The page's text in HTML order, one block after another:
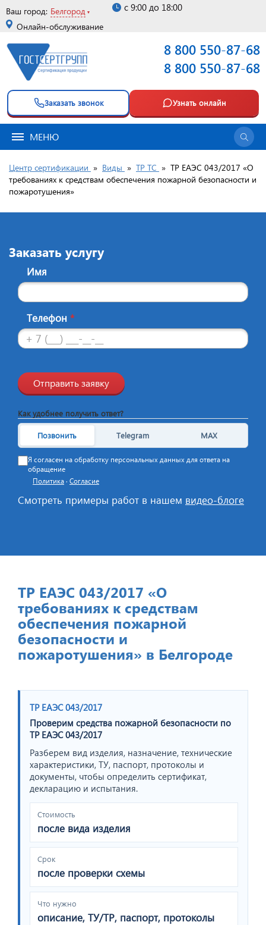
Ваш город: Белгород
Онлайн-обслуживание
с 9:00 до 18:00
8 800 550-87-68
8 800 550-87-68
Заказать звонок Узнать онлайн
МЕНЮ
Центр сертификации » Виды » ТР ТС » ТР ЕАЭС 043/2017 «О
требованиях к средствам обеспечения пожарной безопасности и
пожаротушения»
Заказать услугу
Имя
Телефон *
Отправить заявку
Как удобнее получить ответ?
Позвонить Telegram MAX
Я согласен на обработку персональных данных для ответа на
обращение
Политика · Согласие
Смотреть примеры работ в нашем видео-блоге
ТР ЕАЭС 043/2017 «О
требованиях к средствам
обеспечения пожарной
безопасности и
пожаротушения» в Белгороде
ТР ЕАЭС 043/2017
Проверим средства пожарной безопасности по
ТР ЕАЭС 043/2017
Разберем вид изделия, назначение, технические
характеристики, ТУ, паспорт, протоколы и
документы, чтобы определить сертификат,
декларацию и испытания.
Стоимость
после вида изделия
Срок
после проверки схемы
Что нужно
описание, ТУ/ТР, паспорт, протоколы